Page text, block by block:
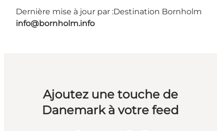
Dernière mise à jour par :Destination Bornholm
info@bornholm.info
Ajoutez une touche de
Danemark à votre feed